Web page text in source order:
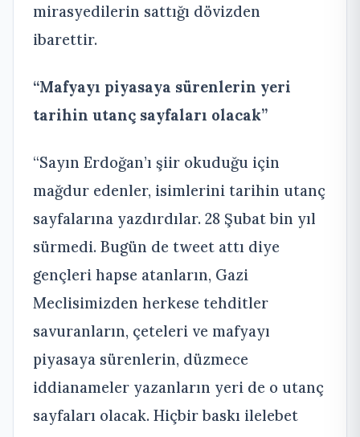
mirasyedilerin sattığı dövizden
ibarettir.
“Mafyayı piyasaya sürenlerin yeri
tarihin utanç sayfaları olacak”
“Sayın Erdoğan’ı şiir okuduğu için
mağdur edenler, isimlerini tarihin utanç
sayfalarına yazdırdılar. 28 Şubat bin yıl
sürmedi. Bugün de tweet attı diye
gençleri hapse atanların, Gazi
Meclisimizden herkese tehditler
savuranların, çeteleri ve mafyayı
piyasaya sürenlerin, düzmece
iddianameler yazanların yeri de o utanç
sayfaları olacak. Hiçbir baskı ilelebet